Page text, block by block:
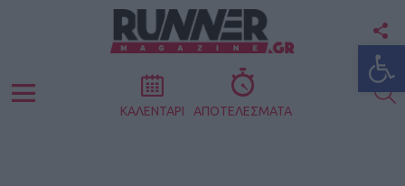
Menu ΚΑΛΕΝΤΑΡΙ ΑΠΟΤΕΛΕΣΜΑΤΑ